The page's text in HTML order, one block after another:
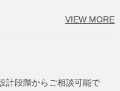
VIEW MORE
計段階からご相談可能で